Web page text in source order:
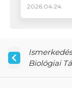
2026.04.24.
Biológiai